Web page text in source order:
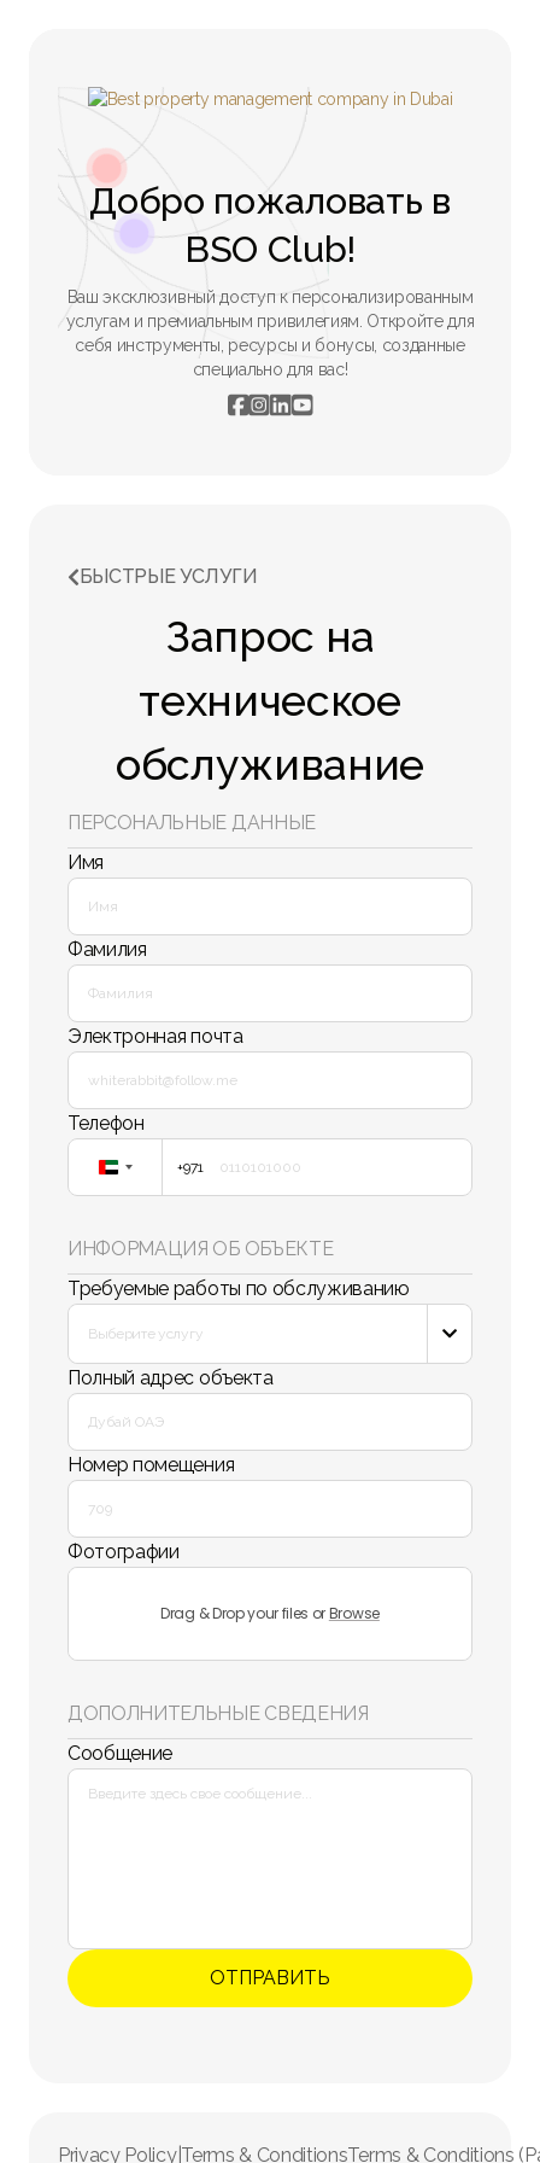
Добро пожаловать в
BSO Club!
Ваш эксклюзивный доступ к персонализированным
услугам и премиальным привилегиям. Откройте для
себя инструменты, ресурсы и бонусы, созданные
специально для вас!
 
БЫСТРЫЕ УСЛУГИ
Запрос на
техническое
обслуживание
ПЕРСОНАЛЬНЫЕ ДАННЫЕ
Имя
Фамилия
Электронная почта
Телефон
United
Arab
+971
+971
ИНФОРМАЦИЯ ОБ ОБЪЕКТЕ
Требуемые работы по обслуживанию
Выберите услугу 
Полный адрес объекта
Номер помещения
Фотографии
Drag & Drop your files orBrowse
ДОПОЛНИТЕЛЬНЫЕ СВЕДЕНИЯ
Сообщение
Privacy Policy| Terms & ConditionsTerms & Conditions